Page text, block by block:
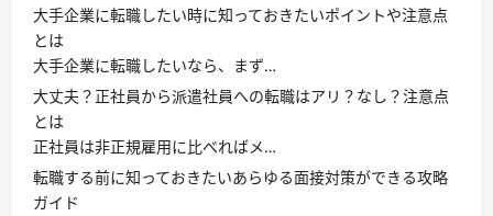
大手企業に転職したい時に知っておきたいポイントや注意点
とは
大手企業に転職したいなら、まず…
大丈夫？正社員から派遣社員への転職はアリ？なし？注意点
とは
正社員は非正規雇用に比べればメ…
転職する前に知っておきたいあらゆる面接対策ができる攻略
ガイド